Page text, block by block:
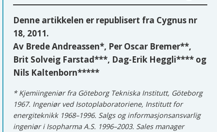
Denne artikkelen er republisert fra Cygnus nr
18, 2011.
Av Brede Andreassen*, Per Oscar Bremer**,
Brit Solveig Farstad***, Dag-Erik Heggli**** og
Nils Kaltenborn*****
* Kjemiingeniør fra Göteborg Tekniska Institutt, Göteborg
1967. Ingeniør ved Isotoplaboratoriene, Institutt for
energiteknikk 1968–1996. Salgs og informasjonsansvarlig
ingeniør i Isopharma A.S. 1996–2003. Sales manager